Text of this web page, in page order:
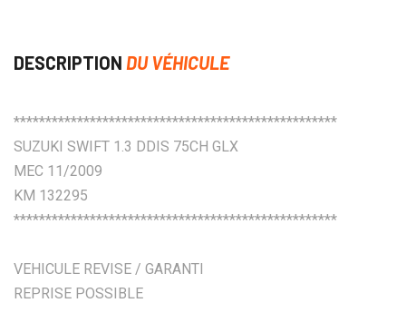
DESCRIPTION DU VÉHICULE
***************************************************
SUZUKI SWIFT 1.3 DDIS 75CH GLX
MEC 11/2009
KM 132295
***************************************************
VEHICULE REVISE / GARANTI
REPRISE POSSIBLE